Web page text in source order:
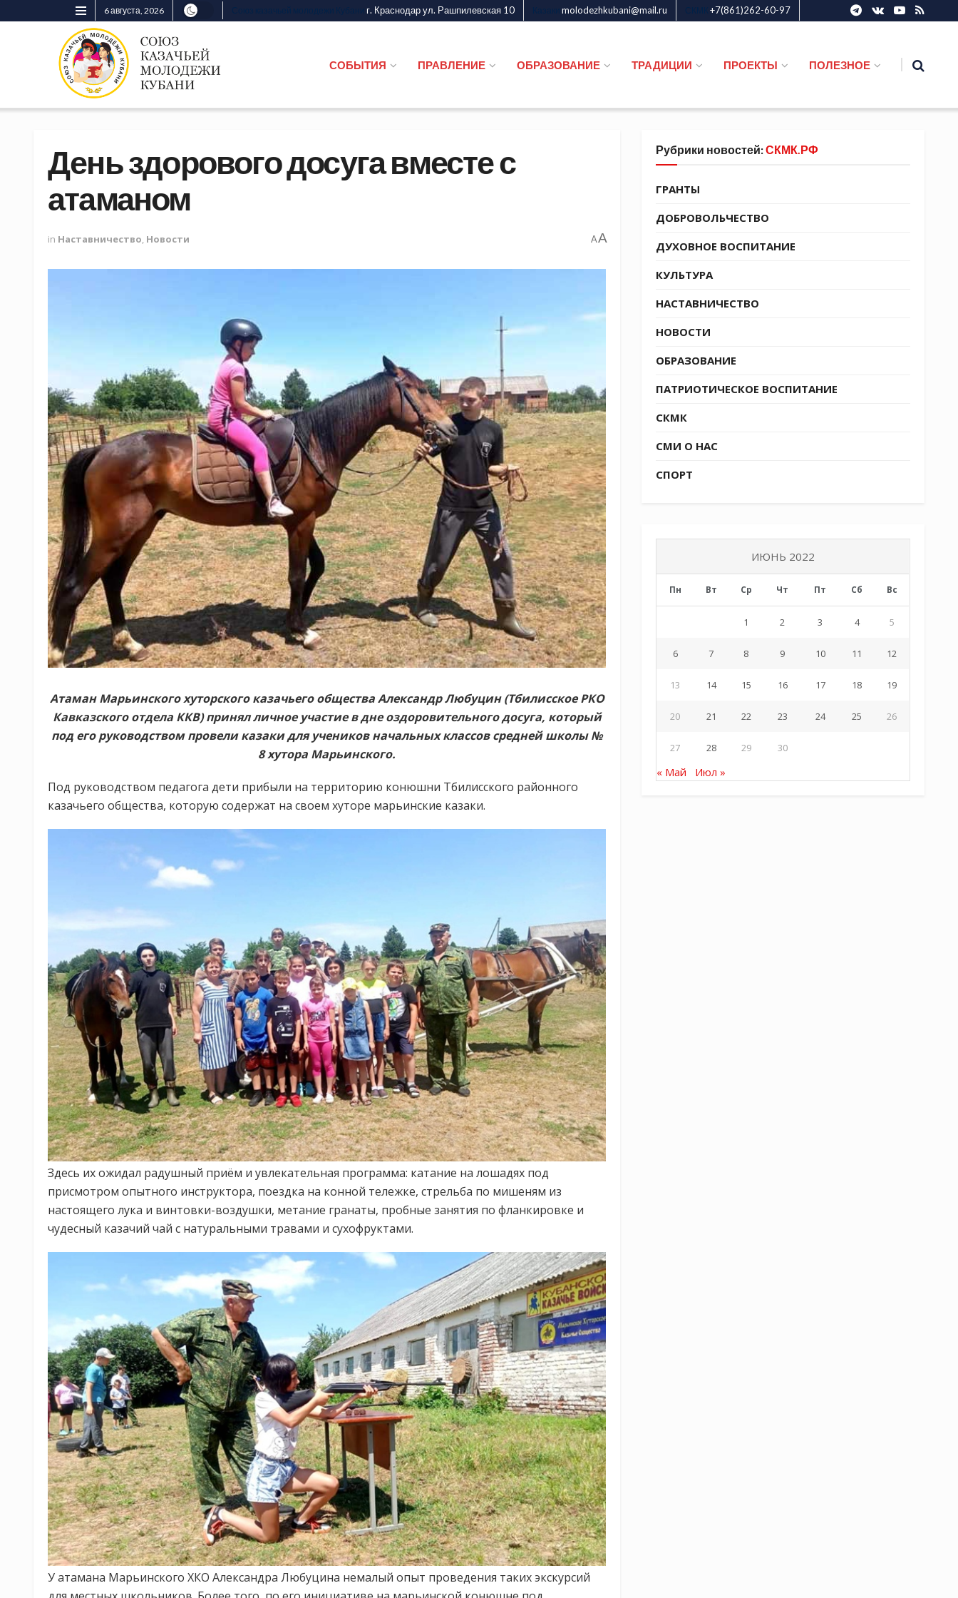
6 августа, 2026 г. Краснодар ул. Рашпилевская 10 molodezhkubani@mail.ru +7(861)262-60-97
СОБЫТИЯ ПРАВЛЕНИЕ ОБРАЗОВАНИЕ ТРАДИЦИИ ПРОЕКТЫ ПОЛЕЗНОЕ
День здорового досуга вместе с
атаманом
in Наставничество Новости AA
Атаман Марьинского хуторского казачьего общества Александр Любуцин (Тбилисское РКО
Кавказского отдела ККВ) принял личное участие в дне оздоровительного досуга, который
под его руководством провели казаки для учеников начальных классов средней школы №
8 хутора Марьинского.
Под руководством педагога дети прибыли на территорию конюшни Тбилисского районного
казачьего общества, которую содержат на своем хуторе марьинские казаки.
Здесь их ожидал радушный приём и увлекательная программа: катание на лошадях под
присмотром опытного инструктора, поездка на конной тележке, стрельба по мишеням из
настоящего лука и винтовки-воздушки, метание гранаты, пробные занятия по фланкировке и
чудесный казачий чай с натуральными травами и сухофруктами.
У атамана Марьинского ХКО Александра Любуцина немалый опыт проведения таких экскурсий
Рубрики новостей:СКМК.РФ
ГРАНТЫ
ДОБРОВОЛЬЧЕСТВО
ДУХОВНОЕ ВОСПИТАНИЕ
КУЛЬТУРА
НАСТАВНИЧЕСТВО
НОВОСТИ
ОБРАЗОВАНИЕ
ПАТРИОТИЧЕСКОЕ ВОСПИТАНИЕ
СКМК
СМИ О НАС
СПОРТ
ИЮНЬ 2022
Пн Вт Ср Чт Пт Сб Вс
1 2 3 4 5
6 7 8 9 10 11 12
13 14 15 16 17 18 19
20 21 22 23 24 25 26
27 28 29 30
« Май Июл »